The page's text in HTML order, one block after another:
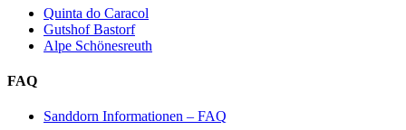
Quinta do Caracol
Gutshof Bastorf
Alpe Schönesreuth
FAQ
Sanddorn Informationen – FAQ